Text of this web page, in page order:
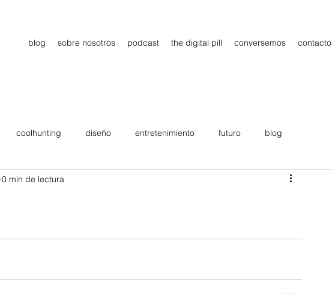
blog sobre nosotros podcast the digital pill conversemos contacto
coolhunting diseño entretenimiento futuro blog
estrategia Publicidad
0 min de lectura